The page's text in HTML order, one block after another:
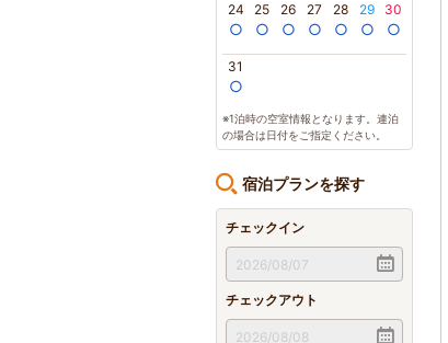
24
○
25
○
26
○
27
○
28
○
29
○
30
○
31
○
※1泊時の空室情報となります。連泊
の場合は日付をご指定ください。
宿泊プランを探す
チェックイン
チェックアウト